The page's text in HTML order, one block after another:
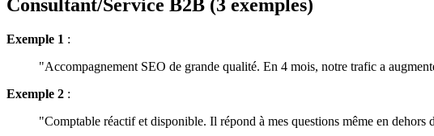
Consultant/Service B2B (3 exemples)
Exemple 1 :
"Accompagnement SEO de grande qualité. En 4 mois, notre trafic a
Exemple 2 :
"Comptable réactif et disponible. Il répond à mes questions même en